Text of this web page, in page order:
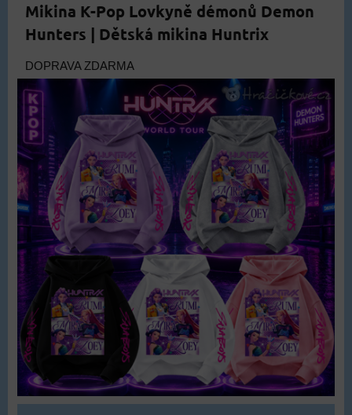
Mikina K-Pop Lovkyně démonů Demon
Hunters | Dětská mikina Huntrix
DOPRAVA ZDARMA